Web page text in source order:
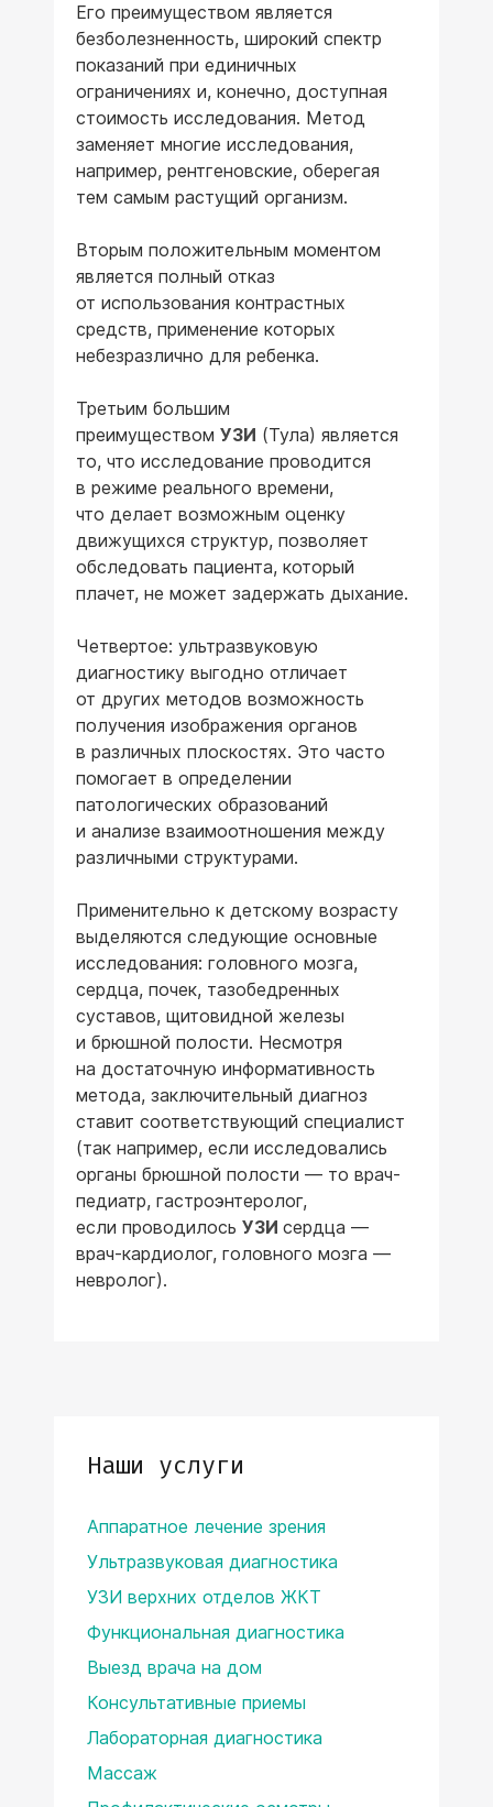
Его преимуществом является
безболезненность, широкий спектр
показаний при единичных
ограничениях и, конечно, доступная
стоимость исследования. Метод
заменяет многие исследования,
например, рентгеновские, оберегая
тем самым растущий организм.
Вторым положительным моментом
является полный отказ
от использования контрастных
средств, применение которых
небезразлично для ребенка.
Третьим большим
преимуществом УЗИ (Тула) является
то, что исследование проводится
в режиме реального времени,
что делает возможным оценку
движущихся структур, позволяет
обследовать пациента, который
плачет, не может задержать дыхание.
Четвертое: ультразвуковую
диагностику выгодно отличает
от других методов возможность
получения изображения органов
в различных плоскостях. Это часто
помогает в определении
патологических образований
и анализе взаимоотношения между
различными структурами.
Применительно к детскому возрасту
выделяются следующие основные
исследования: головного мозга,
сердца, почек, тазобедренных
суставов, щитовидной железы
и брюшной полости. Несмотря
на достаточную информативность
метода, заключительный диагноз
ставит соответствующий специалист
(так например, если исследовались
органы брюшной полости — то врач-
педиатр, гастроэнтеролог,
если проводилось УЗИ сердца —
врач-кардиолог, головного мозга —
невролог).
Наши услуги
Аппаратное лечение зрения
Ультразвуковая диагностика
УЗИ верхних отделов ЖКТ
Функциональная диагностика
Выезд врача на дом
Консультативные приемы
Лабораторная диагностика
Массаж